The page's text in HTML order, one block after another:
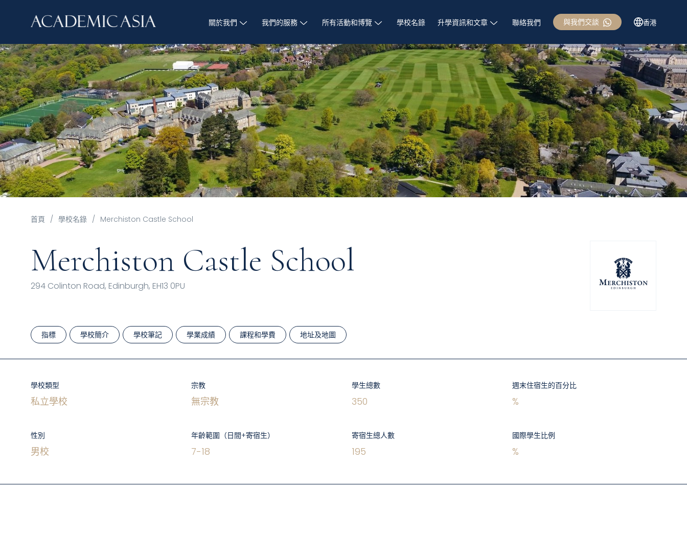
關於我們 我們的服務 所有活動和博覽 學校名錄 升學資訊和文章 聯絡我們 與我們交談 香港
首頁 / 學校名錄 / Merchiston Castle School
Merchiston Castle School
294 Colinton Road, Edinburgh, EH13 0PU
指標 學校簡介 學校筆記 學業成績 課程和學費 地址及地圖
學校類型
私立學校
宗教
無宗教
學生總數
350
週末住宿生的百分比
%
性別
男校
年齡範圍（日間+寄宿生）
7-18
寄宿生總人數
195
國際學生比例
%